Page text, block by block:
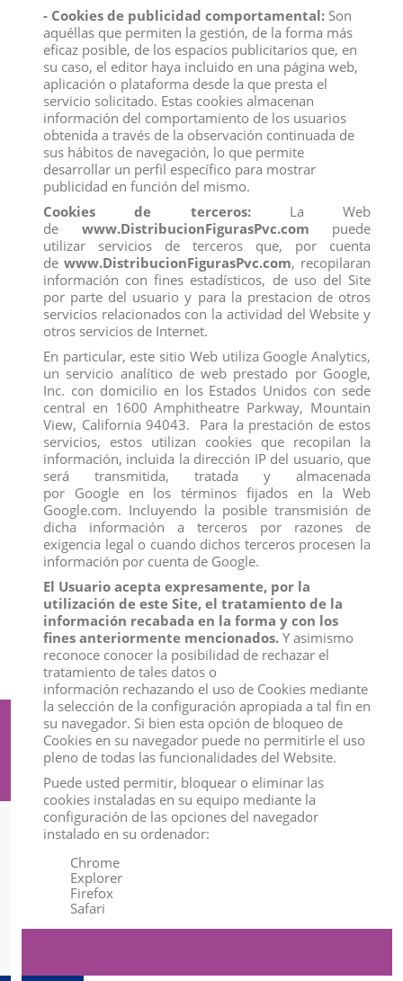
Somos unaempresaavalada por una granexperienciaen
mercadode distribucióny venta al por mayor.
Los mejores precios los encontrarás
www.distribucionfiguraspvc.com, tu página deconfianza
Calificación
Comentarios (0)
No hay reseñas de clientes en este momento.
Los clientes que adquirieron este producto también
compraron:
View
Suscríbete a nuestro boletín
Información
- Cookies de publicidad comportamental: Son
aquéllas que permiten la gestión, de la forma más
eficaz posible, de los espacios publicitarios que, en
su caso, el editor haya incluido en una página web,
aplicación o plataforma desde la que presta el
servicio solicitado. Estas cookies almacenan
información del comportamiento de los usuarios
obtenida a través de la observación continuada de
sus hábitos de navegación, lo que permite
desarrollar un perfil específico para mostrar
publicidad en función del mismo.
Cookies de terceros:La Web
de www.DistribucionFigurasPvc.com puede
utilizar servicios de terceros que, por cuenta
de www.DistribucionFigurasPvc.com, recopilaran
información con fines estadísticos, de uso del Site
por parte del usuario y para la prestacion de otros
servicios relacionados con la actividad del Website y
otros servicios de Internet.
En particular, este sitio Web utiliza Google Analytics,
un servicio analítico de web prestado por Google,
Inc. con domicilio en los Estados Unidos con sede
central en 1600 Amphitheatre Parkway, Mountain
View, California 94043. Para la prestación de estos
servicios, estos utilizan cookies que recopilan la
información, incluida la dirección IP del usuario, que
será transmitida, tratada y almacenada
por Google en los términos fijados en la Web
Google.com. Incluyendo la posible transmisión de
dicha información a terceros por razones de
exigencia legal o cuando dichos terceros procesen la
información por cuenta de Google.
El Usuario acepta expresamente, por la
utilización de este Site, el tratamiento de la
información recabada en la forma y con los
fines anteriormente mencionados. Y asimismo
reconoce conocer la posibilidad de rechazar el
tratamiento de tales datos o
información rechazando el uso de Cookies mediante
la selección de la configuración apropiada a tal fin en
su navegador. Si bien esta opción de bloqueo de
Cookies en su navegador puede no permitirle el uso
pleno de todas las funcionalidades del Website.
Puede usted permitir, bloquear o eliminar las
cookies instaladas en su equipo mediante la
configuración de las opciones del navegador
instalado en su ordenador:
Chrome
Explorer
Firefox
Safari